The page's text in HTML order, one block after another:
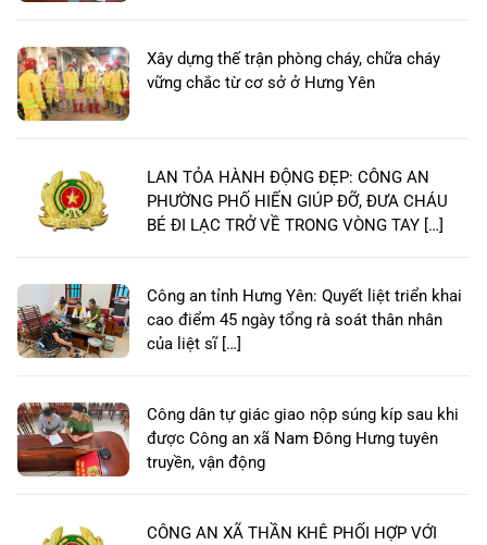
Xây dựng thế trận phòng cháy, chữa cháy
vững chắc từ cơ sở ở Hưng Yên
LAN TỎA HÀNH ĐỘNG ĐẸP: CÔNG AN
PHƯỜNG PHỐ HIẾN GIÚP ĐỠ, ĐƯA CHÁU
BÉ ĐI LẠC TRỞ VỀ TRONG VÒNG TAY […]
Công an tỉnh Hưng Yên: Quyết liệt triển khai
cao điểm 45 ngày tổng rà soát thân nhân
của liệt sĩ […]
Công dân tự giác giao nộp súng kíp sau khi
được Công an xã Nam Đông Hưng tuyên
truyền, vận động
CÔNG AN XÃ THẦN KHÊ PHỐI HỢP VỚI